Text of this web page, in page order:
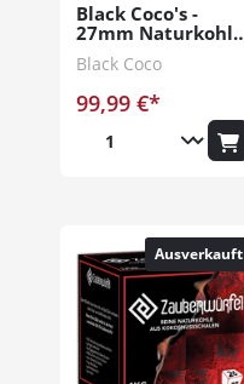
Black Coco's -
27mm Naturkohle
20kg
Black Coco
99,99 €*
Ausverkauft